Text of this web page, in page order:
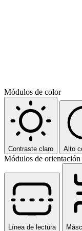
Módulos de color
Contraste claro Alto
Módulos de orientación
Línea de lectura